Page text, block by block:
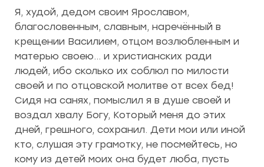
Я, худой, дедом своим Ярославом,
благословенным, славным, наречённый в
крещении Василием, отцом возлюбленным и
матерью своею… и христианских ради
людей, ибо сколько их соблюл по милости
своей и по отцовской молитве от всех бед!
Сидя на санях, помыслил я в душе своей и
воздал хвалу Богу, Который меня до этих
дней, грешного, сохранил. Дети мои или иной
кто, слушая эту грамотку, не посмейтесь, но
кому из детей моих она будет люба, пусть